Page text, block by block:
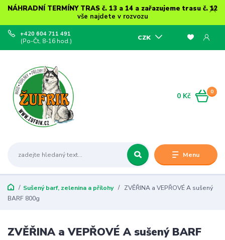
NÁHRADNÍ TERMÍNY TRAS č. 13 a 14 a zařazujeme trasu č. 12
vše najdete v rozvozu
Menu
CZK
+420 604 711 491
(Po-Čt, 8-16 hod.)
0
0 Kč
Sušený barf, zelenina a přílohy
ZVĚŘINA a VEPŘOVÉ A sušený
BARF 800g
ZVĚŘINA a VEPŘOVÉ A sušený BARF